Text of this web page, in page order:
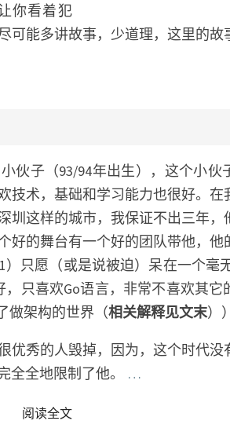
你看着犯
可能多讲故事，少道理，这里的故
伙子（93/94年出生），这个小伙
技术，基础和学习能力也很好。在
圳这样的城市，我保证不出三年，
好的舞台有一个好的团队带他，他
只愿（或是说被迫）呆在一个毫
只喜欢Go语言，非常不喜欢其它
做架构的世界（相关解释见文末）
优秀的人毁掉，因为，这个时代没
全全地限制了他。 …
阅读全文READ MORE